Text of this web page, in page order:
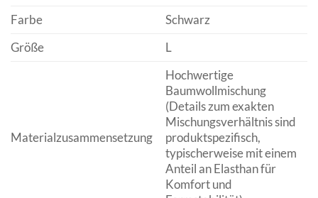
Farbe
Schwarz
Größe
L
Materialzusammensetzung
Hochwertige
Baumwollmischung
(Details zum exakten
Mischungsverhältnis sind
produktspezifisch,
typischerweise mit einem
Anteil an Elasthan für
Komfort und